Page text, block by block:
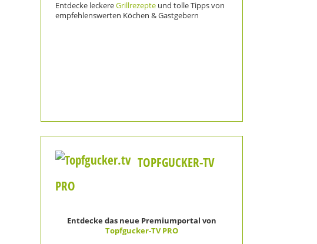
Entdecke leckereGrillrezepte und tolle Tipps von
empfehlenswerten Köchen & Gastgebern
TOPFGUCKER-TV
PRO
Entdecke das neue Premiumportal von
Topfgucker-TV PRO